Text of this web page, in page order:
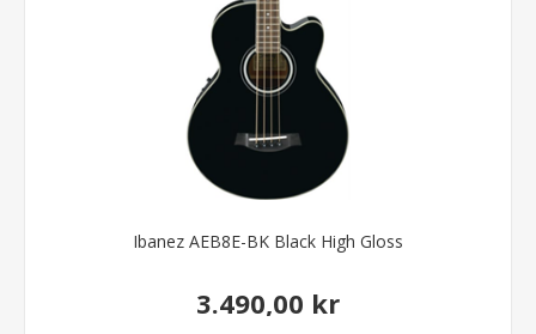
Ibanez AEB8E-BK Black High Gloss
3.490,00 kr